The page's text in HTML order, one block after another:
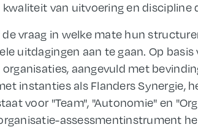
van uitvoering en discipline
vraag in welke mate hun
uitdagingen aan te gaan. Op basis
aangevuld met
instanties als Flanders Synergie,
voor "Team", "Autonomie" en
assessmentinstrument